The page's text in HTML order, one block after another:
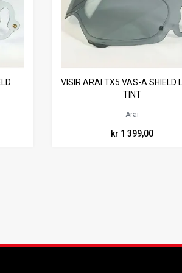
VISIR ARAI TX5 VAS-A SHIELD
TINT
Arai
kr 1 399,00